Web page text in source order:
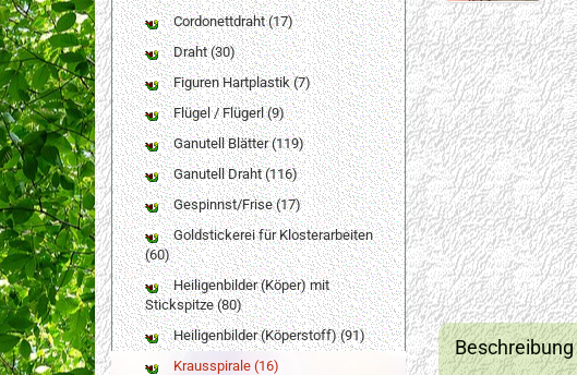
Beschreibung
Cordonettdraht (17)
Draht (30)
Figuren Hartplastik (7)
Flügel / Flügerl (9)
Ganutell Blätter (119)
Ganutell Draht (116)
Gespinnst/Frise (17)
Goldstickerei für Klosterarbeiten
(60)
Heiligenbilder (Köper) mit
Stickspitze (80)
Heiligenbilder (Köperstoff) (91)
Krausspirale (16)